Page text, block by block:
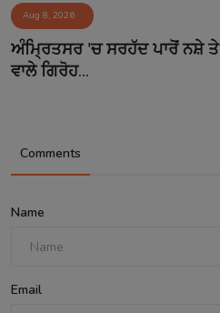
Aug 8, 2026
ਅੰਮ੍ਰਿਤਸਰ 'ਚ ਸਰਹੱਦ ਪਾਰੋਂ ਨਸ਼ੇ
ਵਾਲੇ ਗਿਰੋਹ...
Comments
Name
Email